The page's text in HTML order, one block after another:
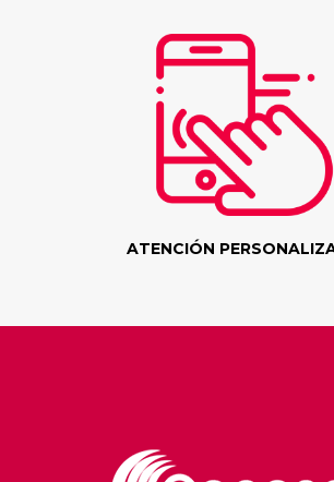
ATENCIÓN